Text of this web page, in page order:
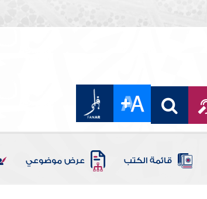
قائمة الكتب عرض موضوعي